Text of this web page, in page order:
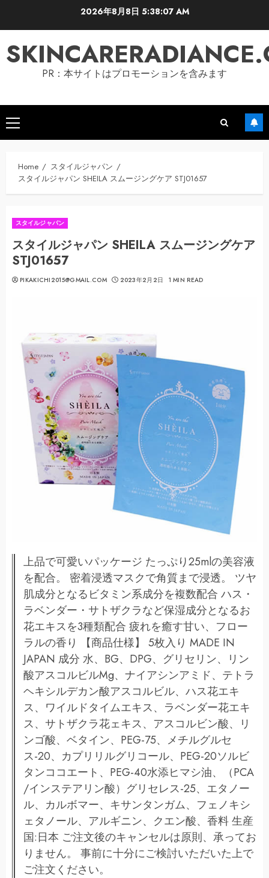
2026年8月8日 5:38:08 AM
PR：本サイトはプロモーションを含みます
Primary
Menu
Home
スタイルジャパン
スタイルジャパン SHEILA スムージングケア STJ01657
スタイルジャパン
スタイルジャパン SHEILA スムージングケア
STJ01657
PIKAKICHI2015@GMAIL.COM 2023年2月2日 1 MIN READ
上品で可愛いパッケージ たっぷり25mlの美容液
を配合。 密着浸透マスクで角質まで浸透。 ツヤ
肌成分となるビタミン系成分を複数配合 ハス・
ラベンダー・サトザクラなど保湿成分となるお
花エキスを3種類配合 疲れを癒す甘い、フロー
ラルの香り 【商品仕様】 5枚入り MADE IN
JAPAN 成分 水、BG、DPG、グリセリン、リン
酸アスコルビルMg、ナイアシンアミド、テトラ
ヘキシルデカン酸アスコルビル、ハス花エキ
ス、ワイルドタイムエキス、ラベンダー花エキ
ス、サトザクラ花ェキス、アスコルビン酸、リ
ンゴ酸、ベタイン、PEG-75、メチルグルセ
ス-20、カプリリルグリコール、PEG-20ソルビ
タンココエート、PEG-40水添ヒマシ油、（PCA
/インステアリン酸）グリセレス-25、エタノー
ル、カルボマー、キサンタンガム、フェノキシ
ェタノール、アルギニン、クエン酸、香料 生産
国:日本 ご注文後のキャンセルは原則、承ってお
りません。 事前に十分にご検討いただいた上で
ご注文ください。